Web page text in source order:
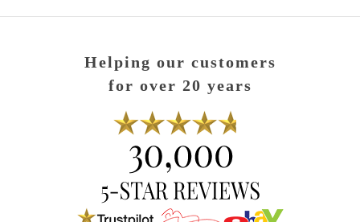
Helping our customers
for over 20 years